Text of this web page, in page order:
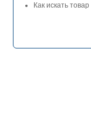
Как искать товар